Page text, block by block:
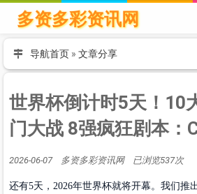
多资多彩资讯网
导航首页 » 文章分享
世界杯倒计时5天！10
门大战 8强疯狂剧本：
2026-06-07 多资多彩资讯网 已浏览537次
还有5天，2026年世界杯就将开幕。我们推